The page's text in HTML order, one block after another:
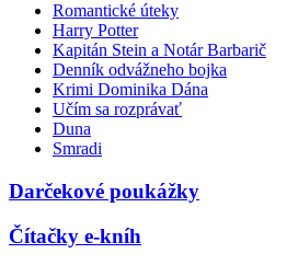
Romantické úteky
Harry Potter
Kapitán Stein a Notár Barbarič
Denník odvážneho bojka
Krimi Dominika Dána
Učím sa rozprávať
Duna
Smradi
Darčekové poukážky
Čítačky e-kníh